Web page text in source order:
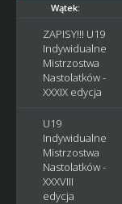
Wątek:
ZAPISY!!! U19
Indywidualne
Mistrzostwa
Nastolatków -
XXXIX edycja
U19
Indywidualne
Mistrzostwa
Nastolatków -
XXXVIII
edycja